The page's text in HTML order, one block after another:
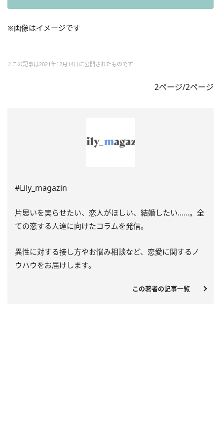
※画像はイメージです
※この記事は2021年12月14日に公開されたものです
2ページ/2ページ
#Lily_magazin
片思いを実らせたい、恋人がほしい、結婚したい……。全
ての恋する人達に向けたコラムを発信。
異性に対する接し方やお悩み相談など、恋愛に関するノ
ウハウをお届けします。
この著者の記事一覧